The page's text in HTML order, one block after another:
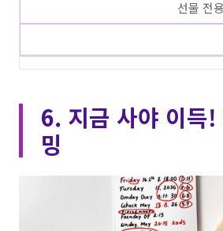
선물 전
6. 지금 사야 이득!
밍